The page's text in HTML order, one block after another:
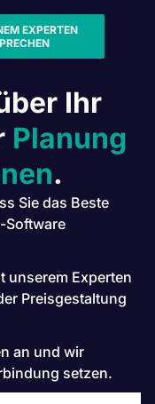
EXPERTEN
Ihr
Planung
.
Sie das Beste
Software
unserem Experten
Preisgestaltung
an und wir
setzen.